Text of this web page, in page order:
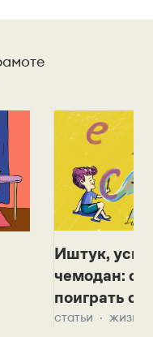
Иштук,
чемодан:
поиграть с
статьи жизнь